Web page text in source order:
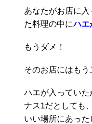
あなたがお店に
た料理の中にハエ
もうダメ！
そのお店にはもう
ハエが入っていた
ナス1だとしても
いい場所にあっ